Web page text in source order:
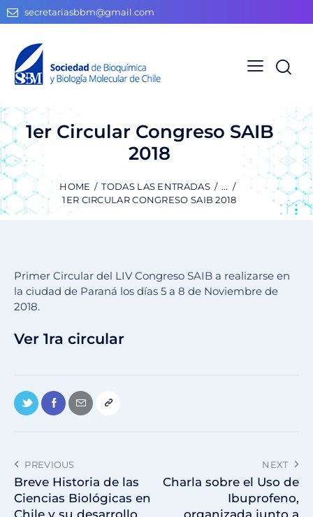
secretariasbbm@gmail.com
1er Circular Congreso SAIB
2018
HOME TODAS LAS ENTRADAS
...
1ER CIRCULAR CONGRESO SAIB 2018
Primer Circular del LIV Congreso SAIB a realizarse en
la ciudad de Paraná los días 5 a 8 de Noviembre de
2018.
Ver 1ra circular
PREVIOUS
Breve Historia de las
Ciencias Biológicas en
NEXT
Charla sobre el Uso de
Ibuprofeno,